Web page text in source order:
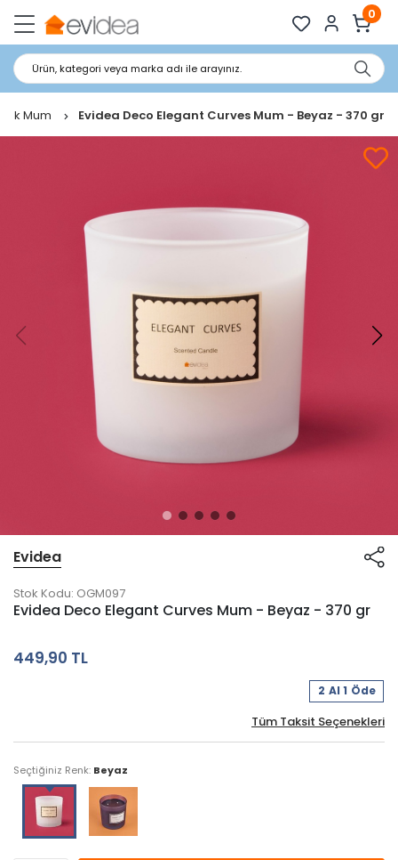
0
Ürün, kategori veya marka adı ile arayınız.
Mum Evidea Deco Elegant Curves Mum - Beyaz - 370 gr
Evidea
Stok Kodu: OGM097
Evidea Deco Elegant Curves Mum - Beyaz - 370 gr
449,90 TL
2 Al 1 Öde
Tüm Taksit Seçenekleri
Seçtiğiniz Renk: Beyaz